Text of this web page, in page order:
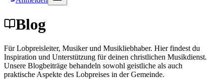
Blog
Für Lobpreisleiter, Musiker und Musikliebhaber. Hier findest du
Inspiration und Unterstützung für deinen christlichen Musikdienst.
Unsere Blogbeiträge behandeln sowohl geistliche als auch
praktische Aspekte des Lobpreises in der Gemeinde.